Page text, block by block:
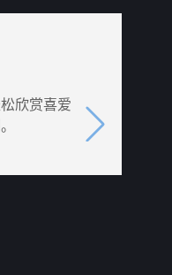
欣赏喜爱